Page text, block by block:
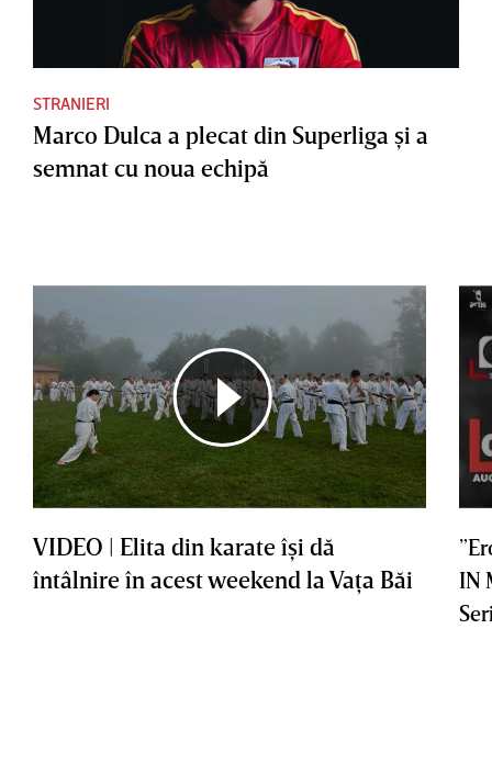
STRANIERI
Marco Dulca a plecat din Superliga şi a
semnat cu noua echipă
VIDEO | Elita din karate îşi dă
întâlnire în acest weekend la Vaţa Băi
IN